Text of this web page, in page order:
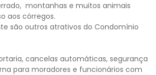
montanhas e muitos animais
aos córregos.
são outros atrativos do Condomínio
cancelas automáticas, segurança
para moradores e funcionários com